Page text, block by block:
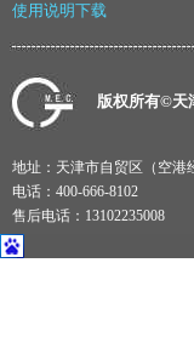
版权所有©天
地址：天津市自贸区（空港
电话：400-666-8102
售后电话：13102235008
使用说明下载